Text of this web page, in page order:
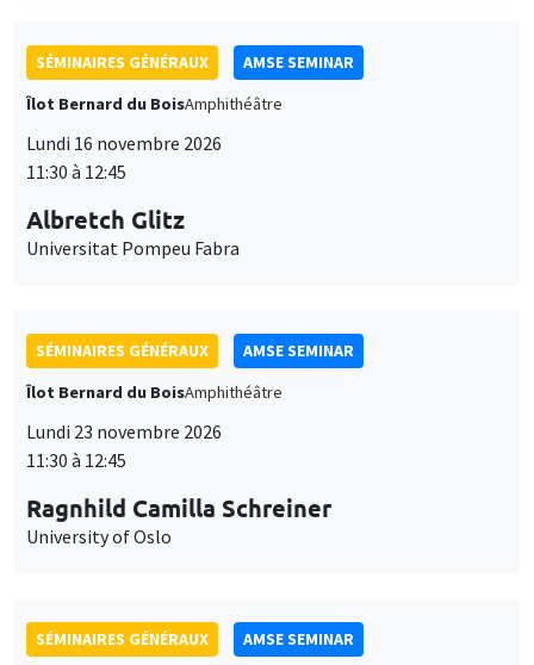
SÉMINAIRES GÉNÉRAUX
AMSE SEMINAR
Îlot Bernard du BoisAmphithéâtre
Lundi 16 novembre 2026
11:30 à 12:45
Albretch Glitz
Universitat Pompeu Fabra
SÉMINAIRES GÉNÉRAUX
AMSE SEMINAR
Îlot Bernard du BoisAmphithéâtre
Lundi 23 novembre 2026
11:30 à 12:45
Ragnhild Camilla Schreiner
University of Oslo
SÉMINAIRES GÉNÉRAUX
AMSE SEMINAR